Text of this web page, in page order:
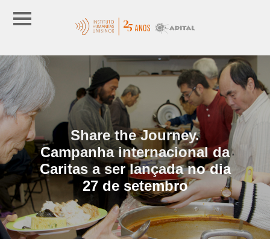
Share the Journey.
Campanha internacional da
Caritas a ser lançada no dia
27 de setembro